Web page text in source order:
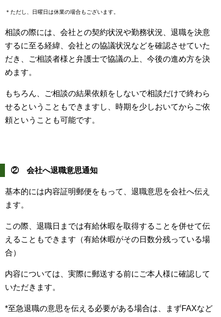
＊ただし、日曜日は休業の場合もございます。
相談の際には、会社との契約状況や勤務状況、退職を決意
するに至る経緯、会社との協議状況などを確認させていた
だき、ご相談者様と弁護士で協議の上、今後の進め方を決
めます。
もちろん、ご相談の結果依頼をしないで相談だけで終わら
せるということもできますし、時期を少しおいてからご依
頼ということも可能です。
② 会社へ退職意思通知
基本的には内容証明郵便をもって、退職意思を会社へ伝え
ます。
この際、退職日までは有給休暇を取得することを併せて伝
えることもできます（有給休暇がその日数分残っている場
合）
内容については、実際に郵送する前にご本人様に確認して
いただきます。
*至急退職の意思を伝える必要がある場合は、まずFAXなど